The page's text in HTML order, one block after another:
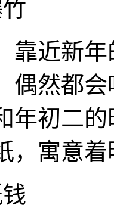
近新年
偶然都
年初二
，寓意